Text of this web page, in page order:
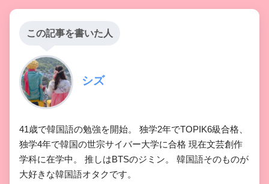
この記事を書いた人
シズ
41歳で韓国語の勉強を開始。 独学2年でTOPIK6級合格、
独学4年で韓国の世宗サイバー大学に合格 現在文芸創作
学科に在学中。 推しはBTSのジミン。 韓国語そのものが
大好きな韓国語オタクです。